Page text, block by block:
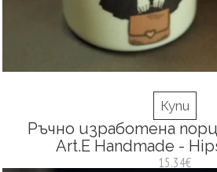
Купи
Ръчно изработена
Art.E Handmade -
15.34€